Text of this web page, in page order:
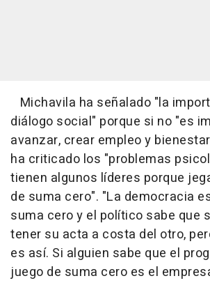
Michavila ha señalado "la
diálogo social" porque si no "es
avanzar, crear empleo y
ha criticado los "problemas
tienen algunos líderes porque
de suma cero". "La democracia
suma cero y el político sabe que
tener su acta a costa del otro,
es así. Si alguien sabe que el
juego de suma cero es el